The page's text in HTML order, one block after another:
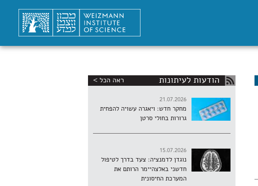
הודעות לעיתונות ראה הכל >
21.07.2026
מחקר חדש: ויאגרה עשויה להפחית
גרורות בחולי סרטן
15.07.2026
נוגדן לדמנציה: צעד בדרך לטיפול
חדשני באלצהיימר הרותם את
המערכת החיסונית